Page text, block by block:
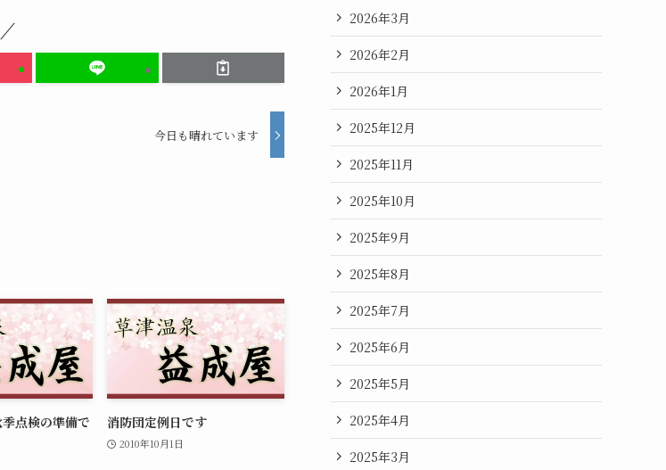
今日も晴れています
点検の準備で
消防団定例日です
2010年10月1日
2026年3月
2026年2月
2026年1月
2025年12月
2025年11月
2025年10月
2025年9月
2025年8月
2025年7月
2025年6月
2025年5月
2025年4月
2025年3月